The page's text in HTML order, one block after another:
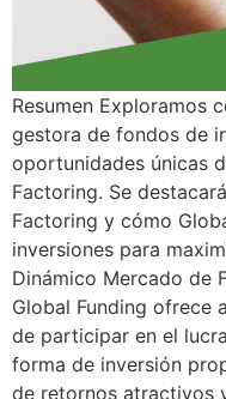
Resumen Exploramos
gestora de fondos de
oportunidades únicas
Factoring. Se
Factoring y cómo
inversiones para
Dinámico Mercado de
Global Funding ofrece
de participar en el
forma de inversión
de retornos atractivos